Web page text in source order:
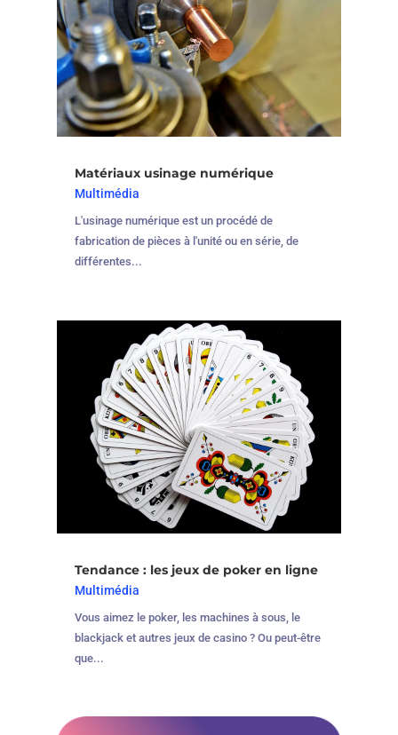
Matériaux usinage numérique
Multimédia
L'usinage numérique est un procédé de
fabrication de pièces à l'unité ou en série, de
différentes...
Tendance : les jeux de poker en ligne
Multimédia
Vous aimez le poker, les machines à sous, le
blackjack et autres jeux de casino ? Ou peut-être
que...